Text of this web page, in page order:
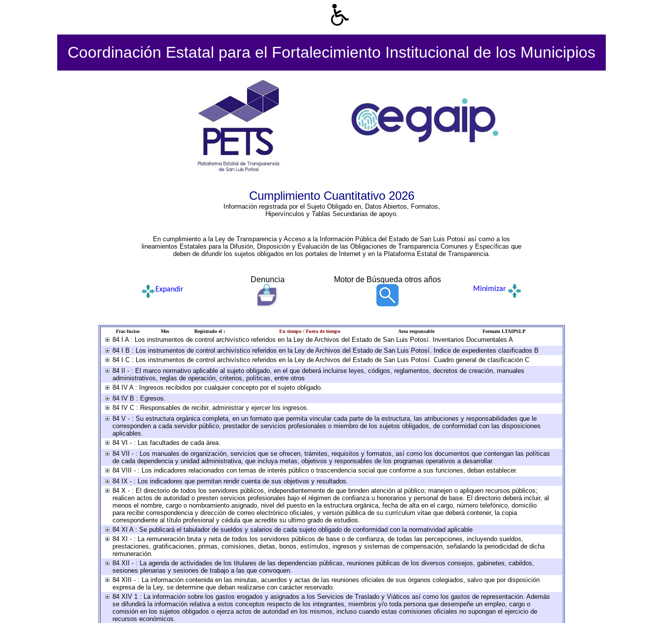
Coordinación Estatal para el Fortalecimiento Institucional de los Municipios
Cumplimiento Cuantitativo 2026
Información registrada por el Sujeto Obligado en, Datos Abiertos, Formatos,
Hipervínculos y Tablas Secundarias de apoyo.
En cumplimiento a la Ley de Transparencia y Acceso a la Información Pública del Estado de San Luis Potosí así como a los
lineamientos Estatales para la Difusión, Disposición y Evaluación de las Obligaciones de Transparencia Comunes y Específicas que
deben de difundir los sujetos obligados en los portales de Internet y en la Plataforma Estatal de Transparencia.
Denuncia Motor de Búsqueda otros años
Expandir Minimizar
Frac-Inciso Mes Registrado el : En tiempo / Fuera de tiempo Area responsable Formato LTAIPSLP
84 I A : Los instrumentos de control archivístico referidos en la Ley de Archivos del Estado de San Luis Potosí. Inventarios Documentales A
84 I B : Los instrumentos de control archivístico referidos en la Ley de Archivos del Estado de San Luis Potosí. Indice de expedientes clasificados B
84 I C : Los instrumentos de control archivístico referidos en la Ley de Archivos del Estado de San Luis Potosí. Cuadro general de clasificación C
84 II - : El marco normativo aplicable al sujeto obligado, en el que deberá incluirse leyes, códigos, reglamentos, decretos de creación, manuales
administrativos, reglas de operación, criterios, políticas, entre otros
84 IV A : Ingresos recibidos por cualquier concepto por el sujeto obligado.
84 IV B : Egresos.
84 IV C : Responsables de recibir, administrar y ejercer los ingresos.
84 V - : Su estructura orgánica completa, en un formato que permita vincular cada parte de la estructura, las atribuciones y responsabilidades que le
corresponden a cada servidor público, prestador de servicios profesionales o miembro de los sujetos obligados, de conformidad con las disposiciones
aplicables.
84 VI - : Las facultades de cada área.
84 VII - : Los manuales de organización, servicios que se ofrecen, trámites, requisitos y formatos, así como los documentos que contengan las políticas
de cada dependencia y unidad administrativa, que incluya metas, objetivos y responsables de los programas operativos a desarrollar.
84 VIII - : Los indicadores relacionados con temas de interés público o trascendencia social que conforme a sus funciones, deban establecer.
84 IX - : Los indicadores que permitan rendir cuenta de sus objetivos y resultados.
84 X - : El directorio de todos los servidores públicos, independientemente de que brinden atención al público; manejen o apliquen recursos públicos;
realicen actos de autoridad o presten servicios profesionales bajo el régimen de confianza u honorarios y personal de base. El directorio deberá incluir, al
menos el nombre, cargo o nombramiento asignado, nivel del puesto en la estructura orgánica, fecha de alta en el cargo, número telefónico, domicilio
para recibir correspondencia y dirección de correo electrónico oficiales, y versión pública de su currículum vitae que deberá contener, la copia
correspondiente al título profesional y cédula que acredite su ultimo grado de estudios.
84 XI A : Se publicará el tabulador de sueldos y salarios de cada sujeto obligado de conformidad con la normatividad aplicable
84 XI - : La remuneración bruta y neta de todos los servidores públicos de base o de confianza, de todas las percepciones, incluyendo sueldos,
prestaciones, gratificaciones, primas, comisiones, dietas, bonos, estímulos, ingresos y sistemas de compensación, señalando la periodicidad de dicha
remuneración.
84 XII - : La agenda de actividades de los titulares de las dependencias públicas, reuniones públicas de los diversos consejos, gabinetes, cabildos,
sesiones plenarias y sesiones de trabajo a las que convoquen.
84 XIII - : La información contenida en las minutas, acuerdos y actas de las reuniones oficiales de sus órganos colegiados, salvo que por disposición
expresa de la Ley, se determine que deban realizarse con carácter reservado.
84 XIV 1 : La información sobre los gastos erogados y asignados a los Servicios de Traslado y Viáticos así como los gastos de representación. Además
se difundirá la información relativa a estos conceptos respecto de los integrantes, miembros y/o toda persona que desempeñe un empleo, cargo o
comisión en los sujetos obligados o ejerza actos de autoridad en los mismos, incluso cuando estas comisiones oficiales no supongan el ejercicio de
recursos económicos.